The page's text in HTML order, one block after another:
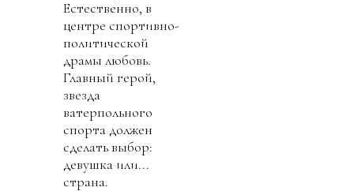
Естественно, в
центре спортивно-
политической
драмы любовь.
Главный герой,
звезда
ватерпольного
спорта должен
сделать выбор:
девушка или...
страна.